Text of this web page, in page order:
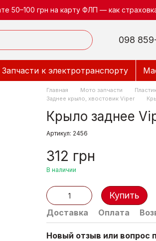
50–100 грн на карту ФЛП — как
098
Запчасти к электротранспорту
Главная Мото запчасти
Заднее крыло, хвостовик Viper
Крыло заднее
Артикул: 2456
312 грн
В наличии
Купить
Доставка Оплата
Новый отзыв или вопрос